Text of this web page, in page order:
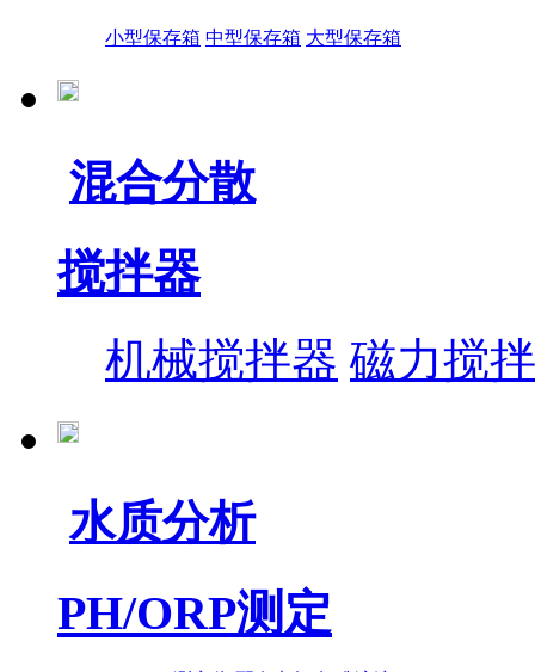
小型保存箱 中型保存箱 大型保存箱
混合分散
搅拌器
机械搅拌器 磁力搅
水质分析
PH/ORP测定